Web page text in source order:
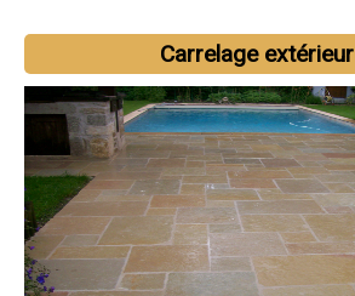
Carrelage extérieur